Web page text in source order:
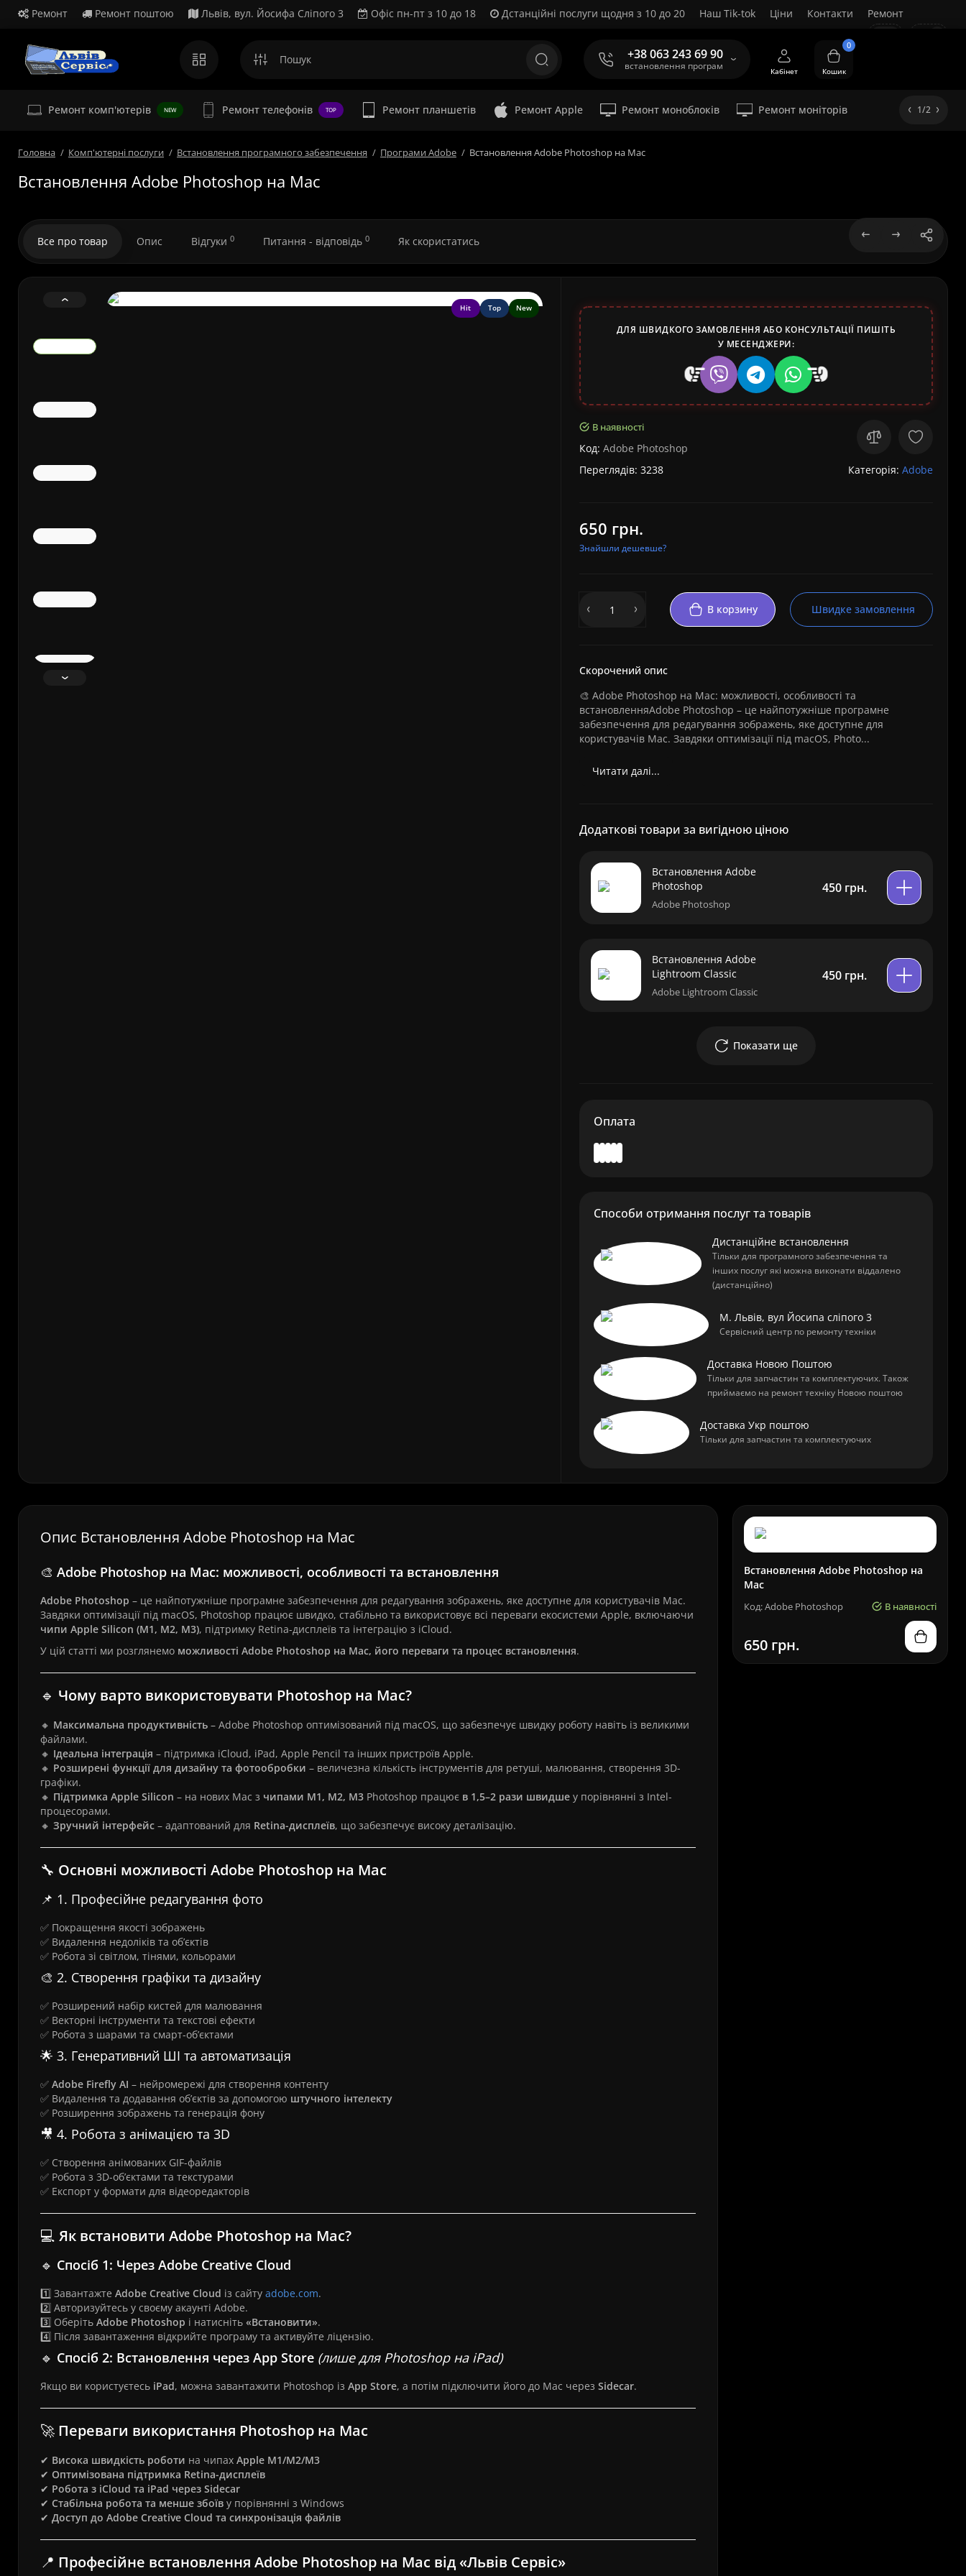
Ремонт Ремонт поштою Львів, вул. Йосифа Сліпого 3 Офіс пн-пт з 10 до 18 Дстанційні послуги щодня з 10 до 20 Наш Tik-tok Ціни Контакти Ремонт
+38 063 243 69 90
встановлення програм Кабінет
0
Кошик
Ремонт комп'ютерів NEW Ремонт телефонів TOP Ремонт планшетів Ремонт Apple Ремонт моноблоків Ремонт моніторів 1/2
Головна Комп'ютерні послуги Встановлення програмного забезпечення Програми Adobe Встановлення Adobe Photoshop на Mac
Встановлення Adobe Photoshop на Mac
Все про товар Опис Відгуки 0 Питання - відповідь 0 Як скористатись
Hit Top New
ДЛЯ ШВИДКОГО ЗАМОВЛЕННЯ АБО КОНСУЛЬТАЦІЇ ПИШІТЬ
У МЕСЕНДЖЕРИ:
В наявності
Код: Adobe Photoshop
Переглядів: 3238
Категорія: Adobe
650 грн.
Знайшли дешевше?
В корзину Швидке замовлення
Скорочений опис
🎨 Adobe Photoshop на Mac: можливості, особливості та
встановленняAdobe Photoshop – це найпотужніше програмне
забезпечення для редагування зображень, яке доступне для
користувачів Mac. Завдяки оптимізації під macOS, Photo...
Читати далі...
Додаткові товари за вигідною ціною
Встановлення Adobe
Photoshop
Adobe Photoshop
450 грн.
Встановлення Adobe
Lightroom Classic
Adobe Lightroom Classic
450 грн.
Показати ще
Оплата
Способи отримання послуг та товарів
Дистанційне встановлення
Тільки для програмного забезпечення та
інших послуг які можна виконати віддалено
(дистанційно)
М. Львів, вул Йосипа сліпого 3
Сервісний центр по ремонту техніки
Доставка Новою Поштою
Тільки для запчастин та комплектуючих. Також
приймаємо на ремонт техніку Новою поштою
Доставка Укр поштою
Тільки для запчастин та комплектуючих
Опис Встановлення Adobe Photoshop на Mac
🎨 Adobe Photoshop на Mac: можливості, особливості та встановлення
Adobe Photoshop – це найпотужніше програмне забезпечення для редагування зображень, яке доступне для користувачів Mac.
Завдяки оптимізації під macOS, Photoshop працює швидко, стабільно та використовує всі переваги екосистеми Apple, включаючи
чипи Apple Silicon (M1, M2, M3), підтримку Retina-дисплеїв та інтеграцію з iCloud.
У цій статті ми розглянемо можливості Adobe Photoshop на Mac, його переваги та процес встановлення.
🔹 Чому варто використовувати Photoshop на Mac?
🔸 Максимальна продуктивність – Adobe Photoshop оптимізований під macOS, що забезпечує швидку роботу навіть із великими
файлами.
🔸 Ідеальна інтеграція – підтримка iCloud, iPad, Apple Pencil та інших пристроїв Apple.
🔸 Розширені функції для дизайну та фотообробки – величезна кількість інструментів для ретуші, малювання, створення 3D-
графіки.
🔸 Підтримка Apple Silicon – на нових Mac з чипами M1, M2, M3 Photoshop працює в 1,5–2 рази швидше у порівнянні з Intel-
процесорами.
🔸 Зручний інтерфейс – адаптований для Retina-дисплеїв, що забезпечує високу деталізацію.
🔧 Основні можливості Adobe Photoshop на Mac
📌 1. Професійне редагування фото
✅ Покращення якості зображень
✅ Видалення недоліків та об’єктів
✅ Робота зі світлом, тінями, кольорами
🎨 2. Створення графіки та дизайну
✅ Розширений набір кистей для малювання
✅ Векторні інструменти та текстові ефекти
✅ Робота з шарами та смарт-об’єктами
🌟 3. Генеративний ШІ та автоматизація
✅ Adobe Firefly AI – нейромережі для створення контенту
✅ Видалення та додавання об’єктів за допомогою штучного інтелекту
✅ Розширення зображень та генерація фону
🎥 4. Робота з анімацією та 3D
✅ Створення анімованих GIF-файлів
✅ Робота з 3D-об’єктами та текстурами
✅ Експорт у формати для відеоредакторів
💻 Як встановити Adobe Photoshop на Mac?
🔹 Спосіб 1: Через Adobe Creative Cloud
1️⃣ Завантажте Adobe Creative Cloud із сайту adobe.com.
2️⃣ Авторизуйтесь у своєму акаунті Adobe.
3️⃣ Оберіть Adobe Photoshop і натисніть «Встановити».
4️⃣ Після завантаження відкрийте програму та активуйте ліцензію.
🔹 Спосіб 2: Встановлення через App Store (лише для Photoshop на iPad)
Якщо ви користуєтесь iPad, можна завантажити Photoshop із App Store, а потім підключити його до Mac через Sidecar.
🚀 Переваги використання Photoshop на Mac
✔ Висока швидкість роботи на чипах Apple M1/M2/M3
✔ Оптимізована підтримка Retina-дисплеїв
✔ Робота з iCloud та iPad через Sidecar
✔ Стабільна робота та менше збоїв у порівнянні з Windows
✔ Доступ до Adobe Creative Cloud та синхронізація файлів
📍 Професійне встановлення Adobe Photoshop на Mac від «Львів Сервіс»
Встановлення Adobe Photoshop на
Mac
Код: Adobe Photoshop В наявності
650 грн.